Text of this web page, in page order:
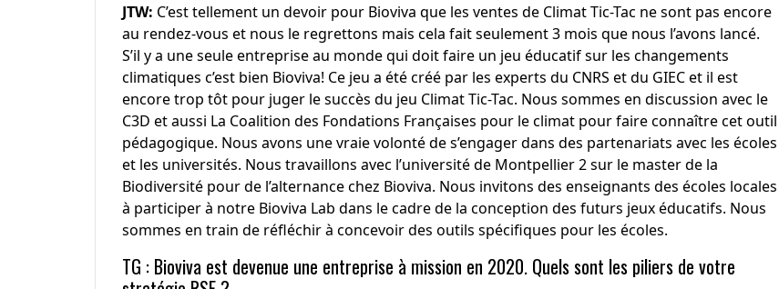
JTW: C’est tellement un devoir pour Bioviva que les ventes de Climat Tic-Tac ne sont pas encore
au rendez-vous et nous le regrettons mais cela fait seulement 3 mois que nous l’avons lancé.
S’il y a une seule entreprise au monde qui doit faire un jeu éducatif sur les changements
climatiques c’est bien Bioviva! Ce jeu a été créé par les experts du CNRS et du GIEC et il est
encore trop tôt pour juger le succès du jeu Climat Tic-Tac. Nous sommes en discussion avec le
C3D et aussi La Coalition des Fondations Françaises pour le climat pour faire connaître cet outil
pédagogique. Nous avons une vraie volonté de s’engager dans des partenariats avec les écoles
et les universités. Nous travaillons avec l’université de Montpellier 2 sur le master de la
Biodiversité pour de l’alternance chez Bioviva. Nous invitons des enseignants des écoles locales
à participer à notre Bioviva Lab dans le cadre de la conception des futurs jeux éducatifs. Nous
sommes en train de réfléchir à concevoir des outils spécifiques pour les écoles.
TG : Bioviva est devenue une entreprise à mission en 2020. Quels sont les piliers de votre